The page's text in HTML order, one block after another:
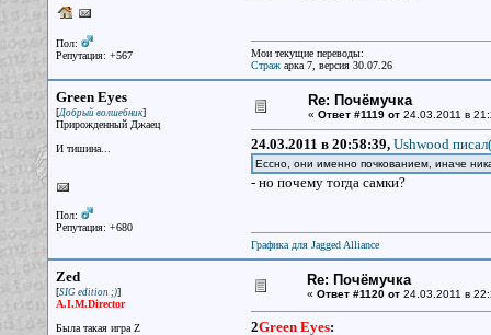
Пол:
Репутация: +567
Мои текущие переводы:
Стражарка 7, версия 30.07.26
Green Eyes
[Добрый волшебник]
Прирожденный Джаец
И тишина...
Пол:
Репутация: +680
Re: Почёмучка
« Ответ #1119 от24.03.2011 в
24.03.2011 в 20:58:39, Ushwood
Ессно, они именно почкованием, иначе
- но почему тогда самки?
Графика для Jagged Alliance
Zed
[SIG edition ;)]
A.I.M.Director
Была такая игра Z
Re: Почёмучка
« Ответ #1120 от24.03.2011 в
2Green Eyes: